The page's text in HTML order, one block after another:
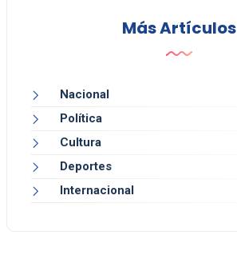
Más Artículos
Nacional
Política
Cultura
Deportes
Internacional